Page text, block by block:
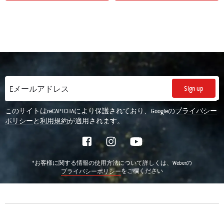
Eメールアドレス Sign up
このサイトはreCAPTCHAにより保護されており、Googleのプライバシー
ポリシーと利用規約が適用されます。
*お客様に関する情報の使用方法について詳しくは、Weberの
プライバシーポリシーをご欄ください